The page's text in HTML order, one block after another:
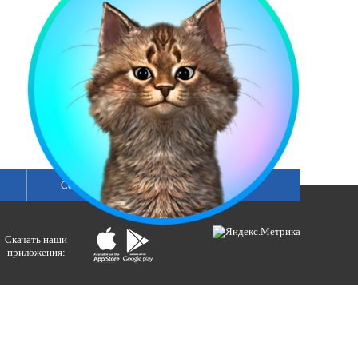
Сетка вещания
Скачать наши
приложения: